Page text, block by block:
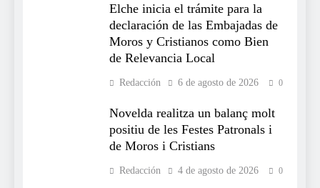
Elche inicia el trámite para la
declaración de las Embajadas de
Moros y Cristianos como Bien
de Relevancia Local
Redacción 6 de agosto de 2026 0
Novelda realitza un balanç molt
positiu de les Festes Patronals i
de Moros i Cristians
Redacción 4 de agosto de 2026 0